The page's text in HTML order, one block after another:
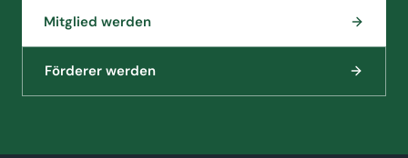
Mitglied werden
Förderer werden